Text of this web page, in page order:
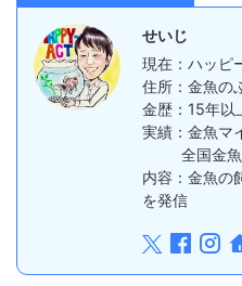
せいじ
現在：ハッピ
住所：金魚の
金歴：15年以
実績：金魚マ
全国金魚
内容：金魚の
を発信